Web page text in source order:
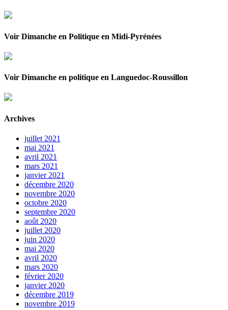
Voir Dimanche en Politique en Midi-Pyrénées
Voir Dimanche en politique en Languedoc-Roussillon
Archives
juillet 2021
mai 2021
avril 2021
mars 2021
janvier 2021
décembre 2020
novembre 2020
octobre 2020
septembre 2020
août 2020
juillet 2020
juin 2020
mai 2020
avril 2020
mars 2020
février 2020
janvier 2020
décembre 2019
novembre 2019